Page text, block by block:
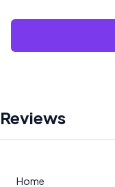
Reviews
Home